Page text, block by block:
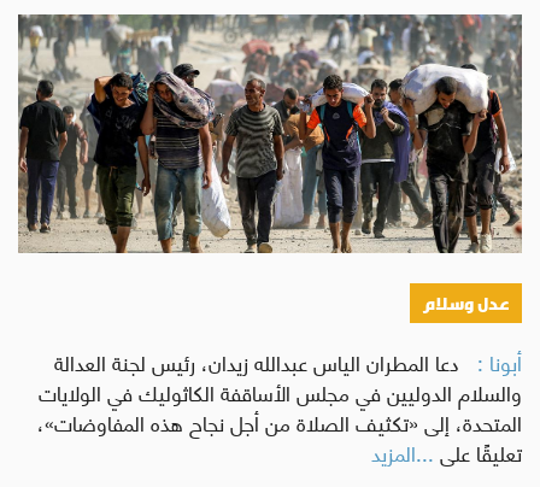
عدل وسلام
أبونا : دعا المطران الياس عبدالله زيدان، رئيس لجنة العدالة
والسلام الدوليين في مجلس الأساقفة الكاثوليك في الولايات
المتحدة، إلى «تكثيف الصلاة من أجل نجاح هذه المفاوضات»،
تعليقًا على...المزيد